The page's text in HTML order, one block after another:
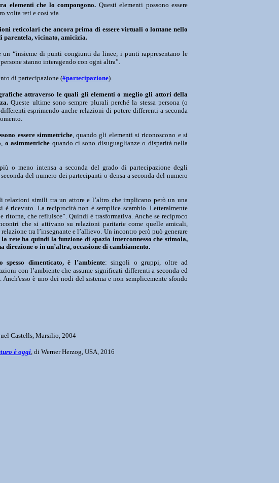
elementi che lo compongono. Questi elementi possono essere
volta reti e così via.
reticolari che ancora prima di essere virtuali o lontane nello
parentela, vicinato, amicizia.
un “insieme di punti congiunti da linee; i punti rappresentano le
stanno interagendo con ogni altra”.
di partecipazione (#partecipazione).
attraverso le quali gli elementi o meglio gli attori della
Queste ultime sono sempre plurali perché la stessa persona (o
esprimendo anche relazioni di potere differenti a seconda
essere simmetriche, quando gli elementi si riconoscono e si
o asimmetriche quando ci sono disuguaglianze o disparità nella
o meno intensa a seconda del grado di partecipazione degli
del numero dei partecipanti o densa a seconda del numero
relazioni simili tra un attore e l’altro che implicano però un una
è ricevuto. La reciprocità non è semplice scambio. Letteralmente
ritorna, che refluisce”. Quindi è trasformativa. Anche se reciproco
che si attivano su relazioni paritarie come quelle amicali,
tra l’insegnante e l’allievo. Un incontro però può generare
rete ha quindi la funzione di spazio interconnesso che stimola,
direzione o in un’altra, occasione di cambiamento.
dimenticato, è l’ambiente: singoli o gruppi, oltre ad
con l’ambiente che assume significati differenti a seconda ed
è uno dei nodi del sistema e non semplicemente sfondo
Castells, Marsilio, 2004
è oggi , di Werner Herzog, USA, 2016